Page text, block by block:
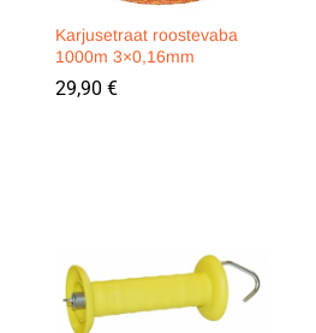
Karjusetraat roostevaba
1000m 3×0,16mm
29,90 €
29,90 €